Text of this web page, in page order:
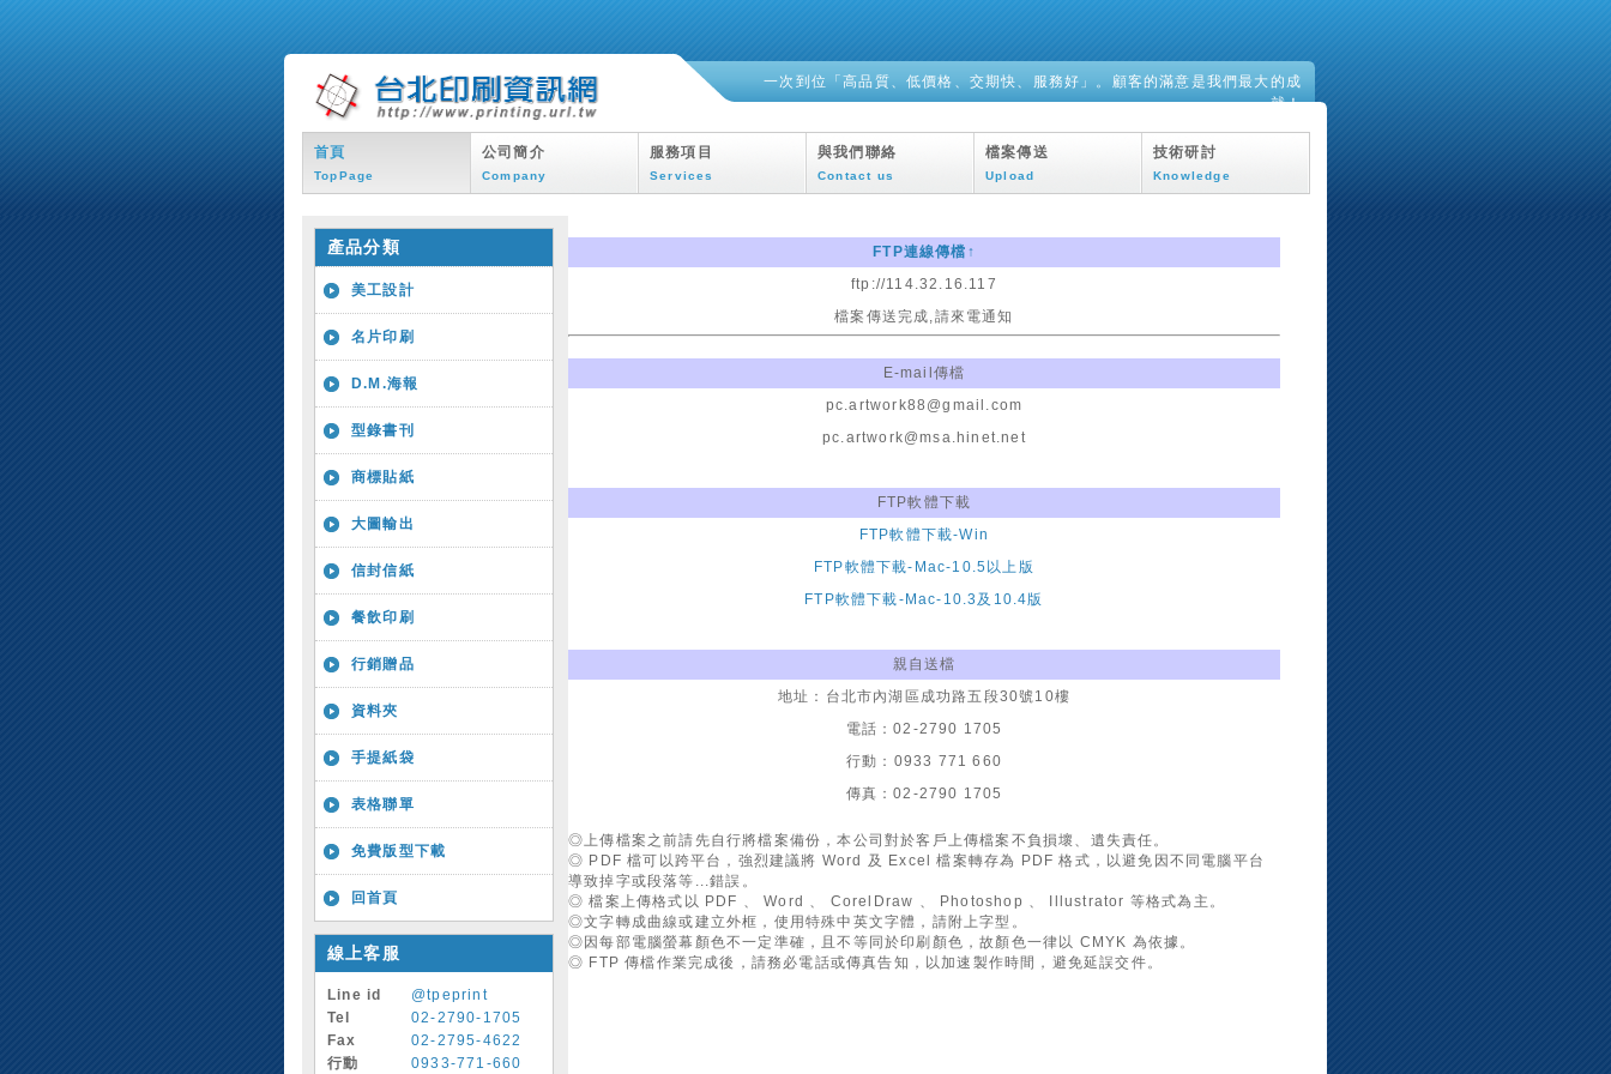
一次到位「高品質、低價格、交期快、服務好」。顧客的滿意是我們最大的成
就！
首頁
TopPage
公司簡介
Company
服務項目
Services
與我們聯絡
Contact us
檔案傳送
Upload
技術研討
Knowledge
產品分類
美工設計
名片印刷
D.M.海報
型錄書刊
商標貼紙
大圖輸出
信封信紙
餐飲印刷
行銷贈品
資料夾
手提紙袋
表格聯單
免費版型下載
回首頁
線上客服
Line id
@tpeprint
Tel
02-2790-1705
Fax
02-2795-4622
行動
0933-771-660
FTP連線傳檔↑
ftp://114.32.16.117
檔案傳送完成,請來電通知
E-mail傳檔
pc.artwork88@gmail.com
pc.artwork@msa.hinet.net
FTP軟體下載
FTP軟體下載-Win
FTP軟體下載-Mac-10.5以上版
FTP軟體下載-Mac-10.3及10.4版
親自送檔
地址：台北市內湖區成功路五段30號10樓
電話：02-2790 1705
行動：0933 771 660
傳真：02-2790 1705
◎上傳檔案之前請先自行將檔案備份，本公司對於客戶上傳檔案不負損壞、遺失責任。
◎ PDF 檔可以跨平台，強烈建議將 Word 及 Excel 檔案轉存為 PDF 格式，以避免因不同電腦平台
導致掉字或段落等...錯誤。
◎ 檔案上傳格式以 PDF 、 Word 、 CorelDraw 、 Photoshop 、 Illustrator 等格式為主。
◎文字轉成曲線或建立外框，使用特殊中英文字體，請附上字型。
◎因每部電腦螢幕顏色不一定準確，且不等同於印刷顏色，故顏色一律以 CMYK 為依據。
◎ FTP 傳檔作業完成後，請務必電話或傳真告知，以加速製作時間，避免延誤交件。